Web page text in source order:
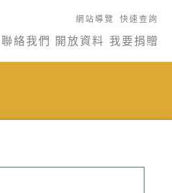
網站導覽 快速查詢
聯絡我們 開放資料 我要捐贈